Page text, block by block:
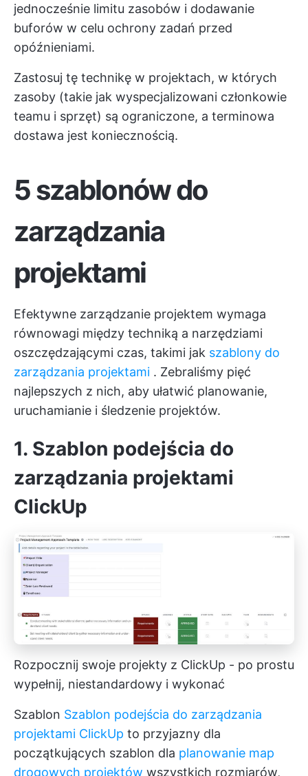
jednocześnie limitu zasobów i dodawanie
buforów w celu ochrony zadań przed
opóźnieniami.
Zastosuj tę technikę w projektach, w których
zasoby (takie jak wyspecjalizowani członkowie
teamu i sprzęt) są ograniczone, a terminowa
dostawa jest koniecznością.
5 szablonów do
zarządzania
projektami
Efektywne zarządzanie projektem wymaga
równowagi między techniką a narzędziami
oszczędzającymi czas, takimi jak szablony do
zarządzania projektami . Zebraliśmy pięć
najlepszych z nich, aby ułatwić planowanie,
uruchamianie i śledzenie projektów.
1. Szablon podejścia do
zarządzania projektami
ClickUp
Rozpocznij swoje projekty z ClickUp - po prostu
wypełnij, niestandardowy i wykonać
Szablon Szablon podejścia do zarządzania
projektami ClickUp to przyjazny dla
początkujących szablon dla planowanie map
drogowych projektów wszystkich rozmiarów,